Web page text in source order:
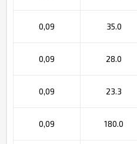
0,09 35.0
0,09 28.0
0,09 23.3
0,09 180.0